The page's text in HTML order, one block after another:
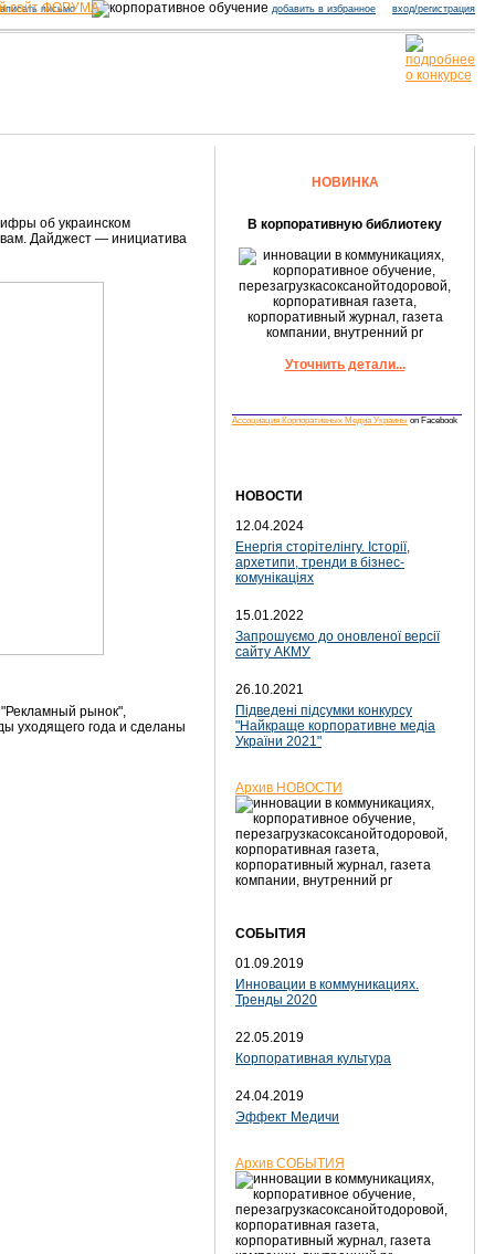
сайт ФОРУМА
письмо добавить в избранное вход/регистрация
об украинском
Дайджест — инициатива
рынок",
уходящего года и сделаны
НОВИНКА
В корпоративную библиотеку
Уточнить детали...
Ассоциация Корпоративных Медиа Украины on Facebook
НОВОСТИ
12.04.2024
Енергія сторітелінгу. Історії,
архетипи, тренди в бізнес-
комунікаціях
15.01.2022
Запрошуємо до оновленої версії
сайту АКМУ
26.10.2021
Підведені підсумки конкурсу
"Найкраще корпоративне медіа
України 2021"
Архив НОВОСТИ
СОБЫТИЯ
01.09.2019
Инновации в коммуникациях.
Тренды 2020
22.05.2019
Корпоративная культура
24.04.2019
Эффект Медичи
Архив СОБЫТИЯ